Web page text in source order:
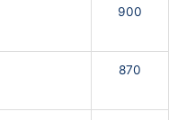
900
870